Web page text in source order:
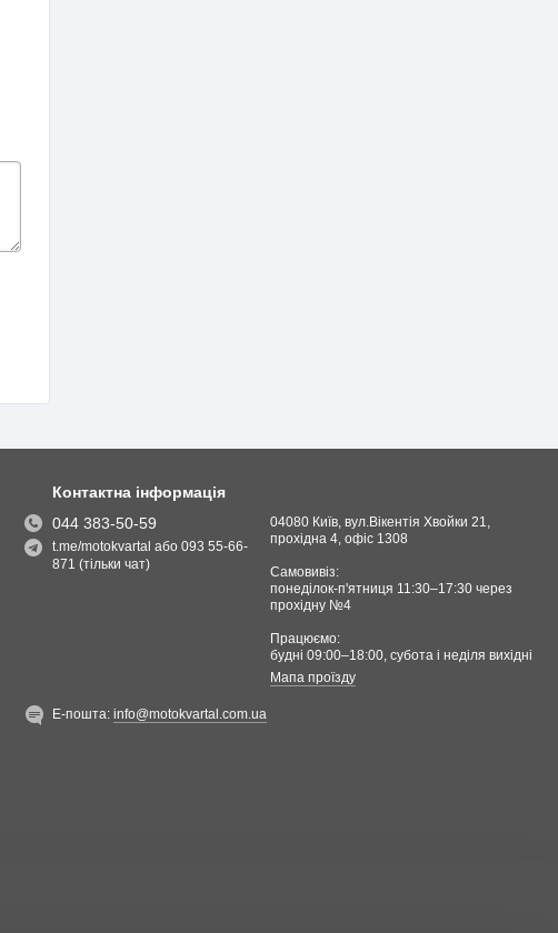
Контактна інформація
044 383-50-59
t.me/motokvartal або 093 55-66-
871 (тільки чат)
04080 Київ, вул.Вікентія Хвойки 21,
прохідна 4, офіс 1308
Самовивіз:
понеділок-п'ятниця 11:30–17:30 через
прохідну №4
Працюємо:
будні 09:00–18:00, cубота і неділя вихідні
Мапа проїзду
Е-пошта:info@motokvartal.com.ua